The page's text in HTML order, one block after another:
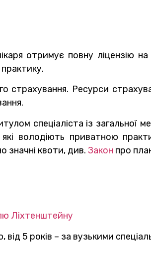
отримує повну ліцензію на
страхування. Ресурси
спеціаліста із загальної
володіють приватною
значні квоти, див. Закон про
Ліхтенштейну
5 років – за вузькими